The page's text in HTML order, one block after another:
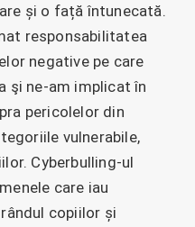
și o față întunecată.
responsabilitatea
negative pe care
şi ne-am implicat în
pericolelor din
vulnerabile,
Cyberbulling-ul
care iau
copiilor și